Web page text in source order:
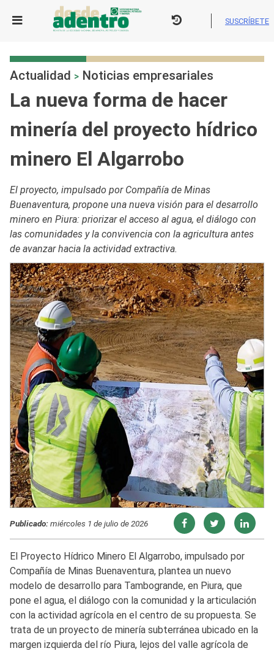
SUSCRÍBETE
Actualidad > Noticias empresariales
La nueva forma de hacer
minería del proyecto hídrico
minero El Algarrobo
El proyecto, impulsado por Compañía de Minas
Buenaventura, propone una nueva visión para el desarrollo
minero en Piura: priorizar el acceso al agua, el diálogo con
las comunidades y la convivencia con la agricultura antes
de avanzar hacia la actividad extractiva.
Publicado:miércoles 1 de julio de 2026
El Proyecto Hídrico Minero El Algarrobo, impulsado por
Compañía de Minas Buenaventura, plantea un nuevo
modelo de desarrollo para Tambogrande, en Piura, que
pone el agua, el diálogo con la comunidad y la articulación
con la actividad agrícola en el centro de su propuesta. Se
trata de un proyecto de minería subterránea ubicado en la
margen izquierda del río Piura, lejos del valle agrícola de